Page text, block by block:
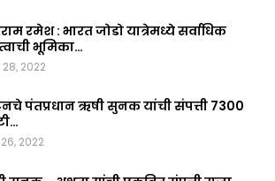
रमेश : भारत जोडो यात्रेमध्ये सर्वाधिक
भूमिका…
28, 2022
पंतप्रधान ऋषी सुनक यांची संपत्ती 7300
2022